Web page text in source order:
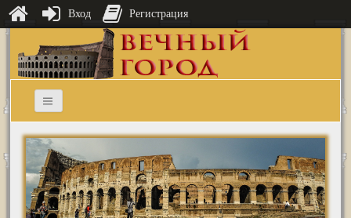
Вход Регистрация